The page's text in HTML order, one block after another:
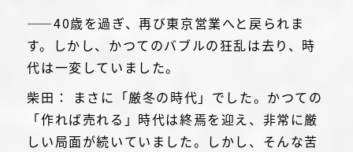
――40歳を過ぎ、再び東京営業へと戻られま
す。しかし、かつてのバブルの狂乱は去り、時
代は一変していました。
柴田： まさに「厳冬の時代」でした。かつての
「作れば売れる」時代は終焉を迎え、非常に厳
しい局面が続いていました。しかし、そんな苦